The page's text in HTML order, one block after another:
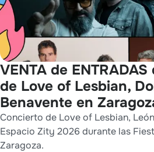
VENTA de ENTRADAS
de Love of Lesbian,
Benavente en
Concierto de Love of Lesbian,
Espacio Zity 2026 durante las
Zaragoza.